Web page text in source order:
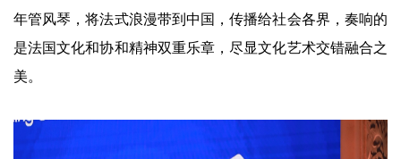
年管风琴，将法式浪漫带到中国，传播给社会各界，奏响的
是法国文化和协和精神双重乐章，尽显文化艺术交错融合之
美。